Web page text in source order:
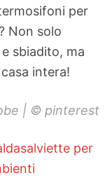
per
Non solo
sbiadito, ma
intera!
| © pinterest
per